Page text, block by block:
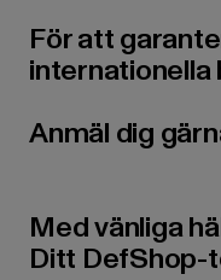
För att
internationella
Anmäl dig
Med vänliga
Ditt DefShop-